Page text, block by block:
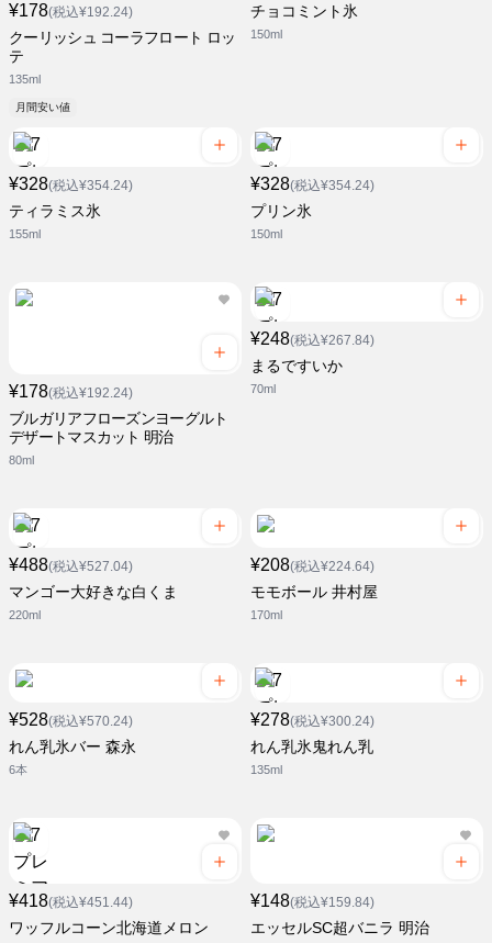
¥178(税込¥192.24)
クーリッシュ コーラフロート ロッ
テ
135ml
月間安い値
チョコミント氷
150ml
¥328(税込¥354.24)
ティラミス氷
155ml
¥328(税込¥354.24)
プリン氷
150ml
¥178(税込¥192.24)
ブルガリアフローズンヨーグルト
デザートマスカット 明治
80ml
¥248(税込¥267.84)
まるですいか
70ml
¥488(税込¥527.04)
マンゴー大好きな白くま
220ml
¥208(税込¥224.64)
モモボール 井村屋
170ml
¥528(税込¥570.24)
れん乳氷バー 森永
6本
¥278(税込¥300.24)
れん乳氷鬼れん乳
135ml
¥418(税込¥451.44)
ワッフルコーン北海道メロン
¥148(税込¥159.84)
エッセルSC超バニラ 明治